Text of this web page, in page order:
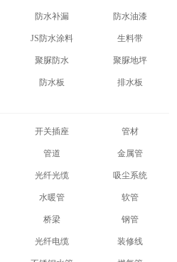
防水补漏 防水油漆
JS防水涂料 生料带
聚脲防水 聚脲地坪
防水板 排水板
开关插座 管材
管道 金属管
光纤光缆 吸尘系统
水暖管 软管
桥梁 钢管
光纤电缆 装修线